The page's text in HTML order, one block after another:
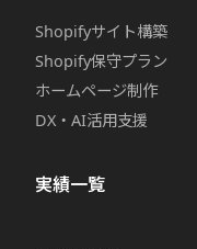
Shopifyサイト構築
Shopify保守プラン
ホームページ制作
DX・AI活用支援
実績一覧